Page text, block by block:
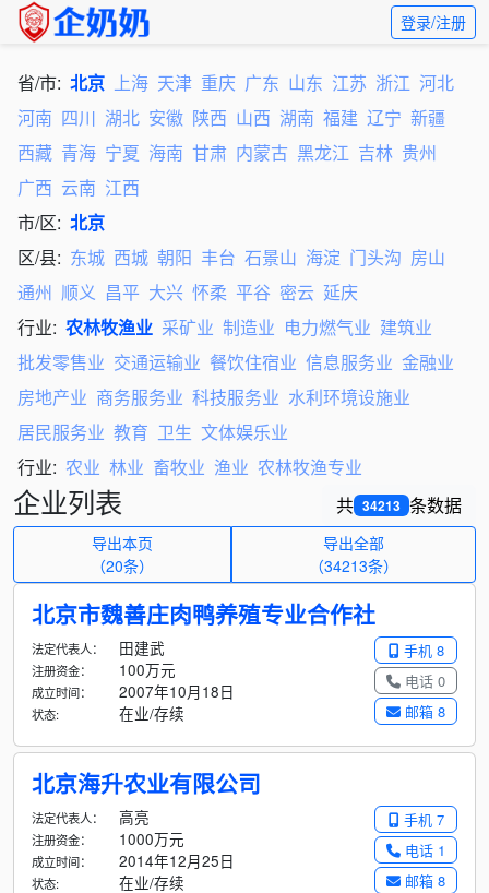
登录/注册
省/市: 北京 上海 天津 重庆 广东 山东 江苏 浙江 河北
河南 四川 湖北 安徽 陕西 山西 湖南 福建 辽宁 新疆
西藏 青海 宁夏 海南 甘肃 内蒙古 黑龙江 吉林 贵州
广西 云南 江西
市/区: 北京
区/县: 东城 西城 朝阳 丰台 石景山 海淀 门头沟 房山
通州 顺义 昌平 大兴 怀柔 平谷 密云 延庆
行业: 农林牧渔业 采矿业 制造业 电力燃气业 建筑业
批发零售业 交通运输业 餐饮住宿业 信息服务业 金融业
房地产业 商务服务业 科技服务业 水利环境设施业
居民服务业 教育 卫生 文体娱乐业
行业: 农业 林业 畜牧业 渔业 农林牧渔专业
共 34213 条数据
企业列表
导出本页
（20条）
导出全部
（34213条）
北京市魏善庄肉鸭养殖专业合作社
手机 8
电话 0
邮箱 8
法定代表人： 田建武
注册资金： 100万元
成立时间： 2007年10月18日
状态: 在业/存续
北京海升农业有限公司
手机 7
电话 1
邮箱 8
法定代表人： 高亮
注册资金： 1000万元
成立时间： 2014年12月25日
状态: 在业/存续